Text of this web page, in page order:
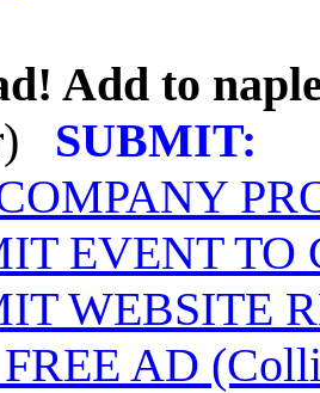
Add to
SUBMIT:
EVENT TO
WEBSITE
FREE AD